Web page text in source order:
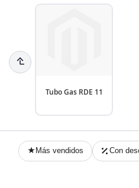
Tubo Gas RDE 11
Más vendidos Con